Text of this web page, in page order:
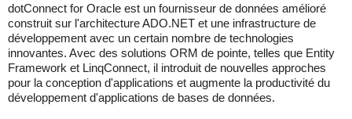
dotConnect for Oracle est un fournisseur de données amélioré
construit sur l'architecture ADO.NET et une infrastructure de
développement avec un certain nombre de technologies
innovantes. Avec des solutions ORM de pointe, telles que Entity
Framework et LinqConnect, il introduit de nouvelles approches
pour la conception d'applications et augmente la productivité du
développement d'applications de bases de données.